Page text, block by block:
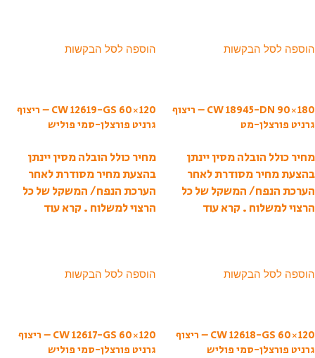
הוספה לסל הבקשות הוספה לסל הבקשות
CW 18945-DN 90×180 – ריצוף
גרניט פורצלן-מט
מחיר כולל הובלה מסין יינתן
בהצעת מחיר מסודרת לאחר
הערכת הנפח/ המשקל של כל
הרצוי למשלוח . קרא עוד
הוספה לסל הבקשות
CW 12619-GS 60×120 – ריצוף
גרניט פורצלן-סמי פוליש
מחיר כולל הובלה מסין יינתן
בהצעת מחיר מסודרת לאחר
הערכת הנפח/ המשקל של כל
הרצוי למשלוח . קרא עוד
הוספה לסל הבקשות
CW 12618-GS 60×120 – ריצוף
גרניט פורצלן-סמי פוליש
CW 12617-GS 60×120 – ריצוף
גרניט פורצלן-סמי פוליש